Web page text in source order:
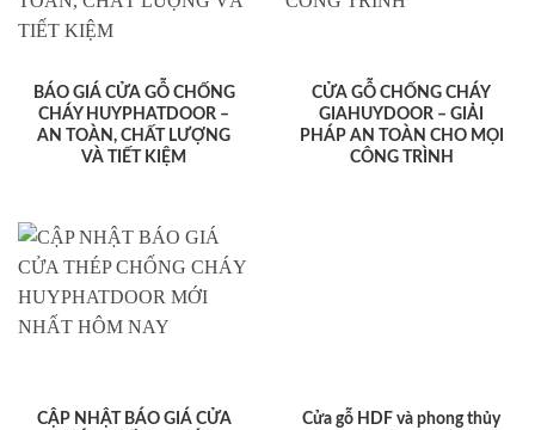
BÁO GIÁ CỬA GỖ CHỐNG
CHÁY HUYPHATDOOR –
AN TOÀN, CHẤT LƯỢNG
VÀ TIẾT KIỆM
CỬA GỖ CHỐNG CHÁY
GIAHUYDOOR – GIẢI
PHÁP AN TOÀN CHO MỌI
CÔNG TRÌNH
CẬP NHẬT BÁO GIÁ CỬA
Cửa gỗ HDF và phong thủy